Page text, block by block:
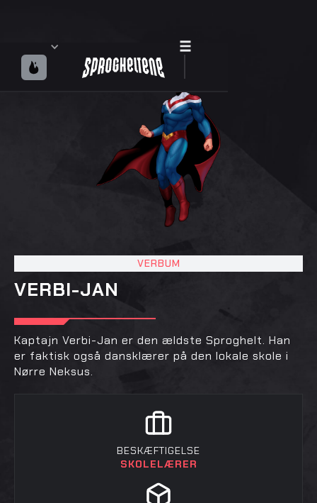
VERBUM
VERBI-JAN
Kaptajn Verbi-Jan er den ældste Sproghelt. Han
er faktisk også dansklærer på den lokale skole i
Nørre Neksus.
BESKÆFTIGELSE
SKOLELÆRER